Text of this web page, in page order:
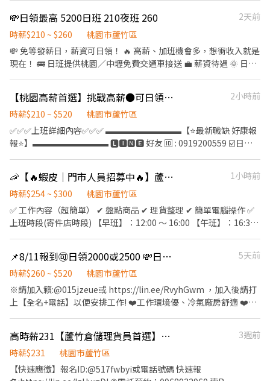
牌禮卷 讓生日更有溫度 你過節我共歡，重要節慶我們提供你福利禮
券 好好與家人歡慶 你旅遊我贊助，每年職福會提供你旅遊津貼 好好
次越多賺越多~~ ◆ 值班津貼：每小時20元(晉升組長後 ◆ 早、晚班
津貼：23:00-07:00（每小時享有50-80元津貼 ◆ 健檢：任職滿一年
起，公司提供年度健檢照顧你的健康 ◆ 保險：除勞、健、勞退外，
公司更為你投保團保維護你的安全 ◆ 員工用餐折扣：兼職夥伴當日
牌禮卷 讓生日更有溫度 你過節我共歡，重要節慶我們提供你福利禮
券 好好與家人歡慶 你旅遊我贊助，每年職福會提供你旅遊津貼 好好
💸日領最高 5200日班 210夜班 260
2天前
時薪$210 ~ $260
桃園市蘆竹區
💸 免等發薪日，薪資可日領！ 🔥 高薪、加班機會多，想衝收入就是
現在！ 🚌 日班提供桃園／中壢免費交通車接送 💼 薪資待遇 🌞 日班
最高約 5200 元 🔥 ✨ 工作時間 🌞 日班08:00－17:30（加班至
20:00） 🌙 夜班20:00－05:30（加班至 08:00） 🎁 福利待遇 ✅ 加班
機會多 ✅ 提供宿舍 ✅ 廠區免費供餐 ✅ 日班免費交通車接送 📢 另徵
安檢人員，歡迎洽詢！ 💬【快速應徵】 ☎️ 盧先生:0981-757-569 📱
【桃園高薪首選】挑戰高薪●可日領●供餐●午休90分●免無塵●免費交通車
2小時前
時薪$210 ~ $520
桃園市蘆竹區
✅✅✅上班詳細內容✅✅✅ ▬▬▬▬▬▬▬▬▬【⭐️最新職缺 好康報
報⭐️】▬▬▬▬▬▬▬▬▬ 🅻🅸🅽🅴 好友 🆔 : 0919200559 ☑️日領
✨【工作內容】：電腦零件組裝、包裝、測試、SMT操作 ✨【休假
制度】：●南青廠 休假組別自選 固定休(A)週二、三(B)週三、四(C)
週五、六 ●大園廠 週休二日(需在南青廠報到、受訓) ✨【工作時間
&薪資】：挑戰高薪 絕對有班加 上看八萬 ☑️【日班】：08:00 ~
17:30【時薪$210/H】⭐未加班就有【$44,000起】 ☑️【夜班】：
號發薪，可申請日領1500~2500 ❤️ ✨【用餐說明】：⏰超長休息時
間：用餐90分鐘 還有餐費補助$90 ❇️ 免無塵衣 ❇️ 無經驗可 ❇️ 享勞
線】桃園車站→敏盛醫院→蘆竹區中正路長榮大樓→蘆竹區中正路
永豐銀行 ➡️【中壢線】中園寵物家族(中壢區新生路286號)→新生南
園二路口(中壢區新生路658號) 【應徵方式】: ☎電話直撥
0919200559(同ID) 陳專員 或小雞上直接詢問 立即回覆唷
🦐【🔥蝦皮｜門市人員招募中🔥】蘆竹區兼職輕鬆賺-長期短期-固定班彈性選時段~~
1小時前
時薪$254 ~ $300
桃園市蘆竹區
✅ 工作內容（超簡單） ✔ 盤點商品 ✔ 理貨整理 ✔ 簡單電腦操作 ✅
上班時段(寄件店時段) 【早班】：12:00 ～ 16:00 【午班】：16:30-
11:00~17:30 【晚班】16:15~22:45 ✅上班時段(智取店時段) 【早A
班】07:00~12:00 【早B班】07:30~12:30 【早C班】08:00~13:00
【早D班】08:30~13:30 【晚A班】17:30~21:30 【晚B班】
18:00~22:00 【晚C班】18:30~22:30 📌 一週可排4天 📌 智取店六日
✅ 寄件店工作地點： 桃園市蘆竹區南山路一段.號 桃園市蘆竹區大有
市蘆竹區大竹路.號 ✅ 智取店工作地點： 桃園市蘆竹區福祿一街.號
📌8/11報到🉑️日領2000或2500 💸日210中240夜260加班多🍱供餐
5天前
時薪$260 ~ $520
桃園市蘆竹區
※請加入籟:@015jzeue或 https://lin.ee/RvyhGwm ，加入後請打
上【全名+電話】以便安排工作! ❤️工作環境優、冷氣廠房舒適 ❤️久
試／檢驗 【休假制度】 ✅周休二日 【發薪制度】 ✅每月10號發薪
(薪資可以達6萬~8萬) 【日班】 ✅08:00~17:30 (加班18:00~20:00)
【夜班】 ✅20:00~ 05:30(加班06:00~08:00) 【午餐用餐】
✅12:00~13:30 【日領】 ⭐️日班8H 1500 ⭐️日班12H 2000 ⭐️夜班8H
高時薪231【蘆竹倉儲理貨員首選】✨高加班費✨中ZO
3週前
時薪$231
桃園市蘆竹區
【快速應徵】報名ID:@517fwbyi或電話號碼 快速報